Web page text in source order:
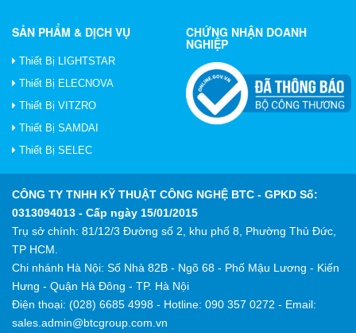
SẢN PHẨM & DỊCH VỤ
Thiết Bị LIGHTSTAR
Thiết Bị ELECNOVA
Thiết Bị VITZRO
Thiết Bị SAMDAI
Thiết Bị SELEC
CHỨNG NHẬN DOANH
NGHIỆP
CÔNG TY TNHH KỸ THUẬT CÔNG NGHỆ BTC - GPKD Số:
0313094013 - Cấp ngày 15/01/2015
Trụ sở chính: 81/12/3 Đường số 2, khu phố 8, Phường Thủ Đức,
TP HCM.
Chi nhánh Hà Nội: Số Nhà 82B - Ngõ 68 - Phố Mậu Lương - Kiến
Hưng - Quận Hà Đông - TP. Hà Nội
Điện thoại: (028) 6685 4998 - Hotline: 090 357 0272 - Email:
sales.admin@btcgroup.com.vn